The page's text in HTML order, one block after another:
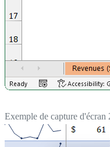
Exemple de capture